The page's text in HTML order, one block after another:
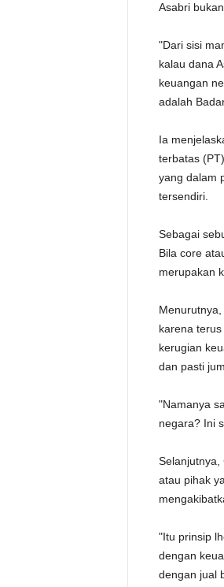
Asabri
"Dari sisi
kalau dana
keuangan
adalah
Ia
terbatas
yang dalam
tersendiri.
Sebagai
Bila core
merupakan
karena
kerugian
dan pasti
"Namanya
negara? Ini
Selanjutnya,
atau pihak
"Itu prinsip
dengan
dengan jual